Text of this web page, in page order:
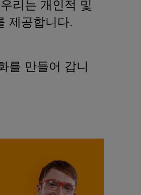
리는 개인적 및
제공합니다.
를 만들어 갑니